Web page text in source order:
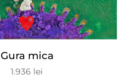
Gura mica
1.936 lei